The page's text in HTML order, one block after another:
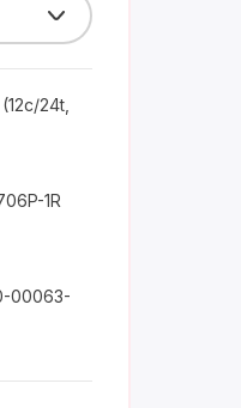
24t,
1R
00063-